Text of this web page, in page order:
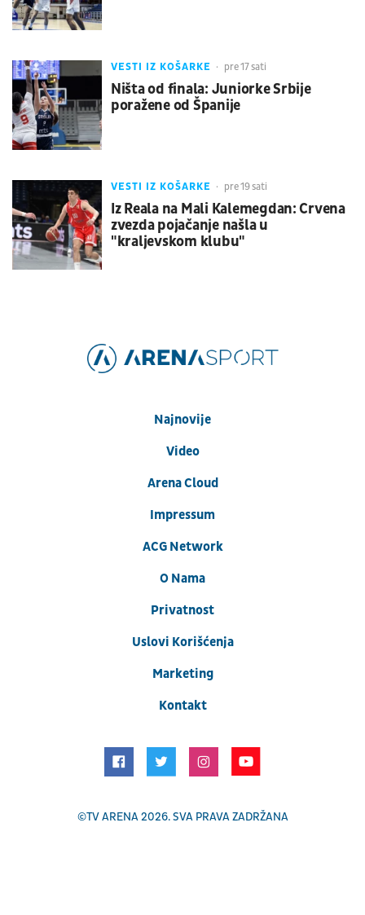
VESTI IZ KOŠARKE pre 17 sati
Ništa od finala: Juniorke Srbije
poražene od Španije
VESTI IZ KOŠARKE pre 19 sati
Iz Reala na Mali Kalemegdan: Crvena
zvezda pojačanje našla u
"kraljevskom klubu"
Najnovije
Video
Arena Cloud
Impressum
ACG Network
O Nama
Privatnost
Uslovi Korišćenja
Marketing
Kontakt
©TV ARENA2026. SVA PRAVA ZADRŽANA